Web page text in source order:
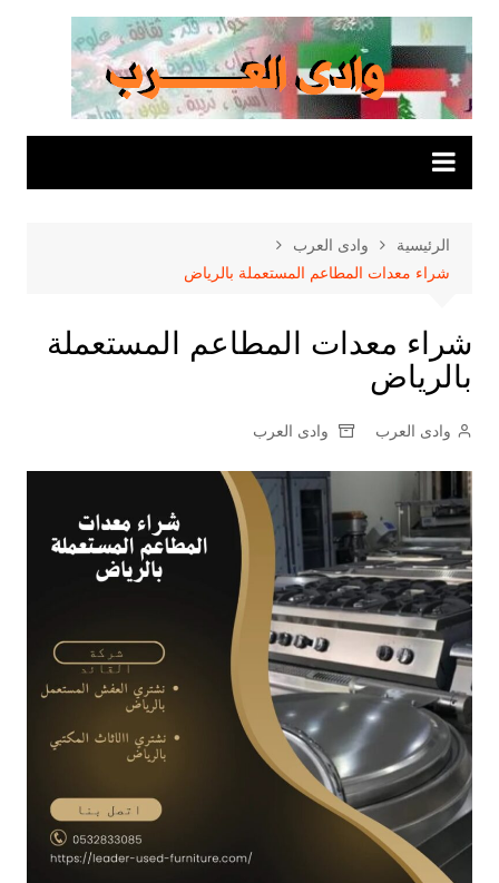
التجاوز
المحتوى
الرئيسية
وادى العرب
شراء معدات المطاعم المستعملة بالرياض
شراء معدات المطاعم المستعملة
بالرياض
وادى العرب وادى العرب